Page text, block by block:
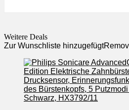
Weitere Deals
Zur Wunschliste hinzugefügt